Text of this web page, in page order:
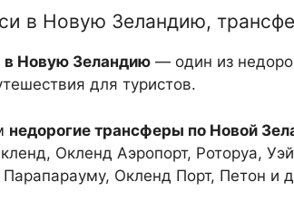
в Новую Зеландию,
Новую Зеландию — один из
для туристов.
недорогие трансферы по Новой
Окленд Аэропорт, Роторуа,
Парапарауму, Окленд Порт, Петон и